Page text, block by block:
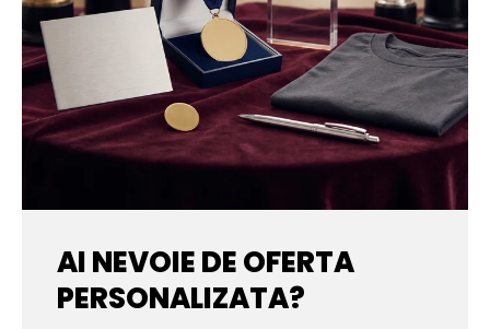
AI NEVOIE DE OFERTA
PERSONALIZATA?